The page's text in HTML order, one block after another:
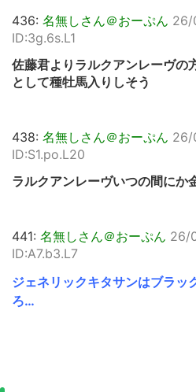
436: 名無しさん＠おーぷん 26/
ID:3g.6s.L1
佐藤君よりラルクアンレーヴの
として種牡馬入りしそう
438: 名無しさん＠おーぷん 26/
ID:S1.po.L20
ラルクアンレーヴいつの間にか
441: 名無しさん＠おーぷん 26/
ID:A7.b3.L7
ジェネリックキタサンはブラッ
ろ…